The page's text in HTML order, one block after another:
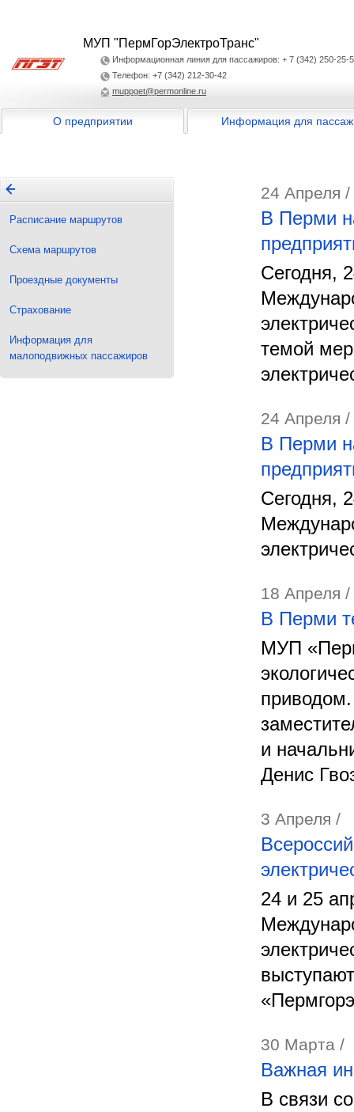
МУП "ПермГорЭлектроТранс"
Информационная линия для пассажиров: + 7 (342) 250-25-
Телефон: +7 (342) 212-30-42
muppget@permonline.ru
О предприятии Информация для
Расписание маршрутов
Схема маршрутов
Проездные документы
Страхование
Информация для
малоподвижных пассажиров
24 Апреля /
В Перми
Сегодня,
темой
24 Апреля /
В Перми
Сегодня,
18 Апреля /
В Перми
МУП
и
Денис
3 Апреля /
24 и 25
30 Марта /
Важная
В связи